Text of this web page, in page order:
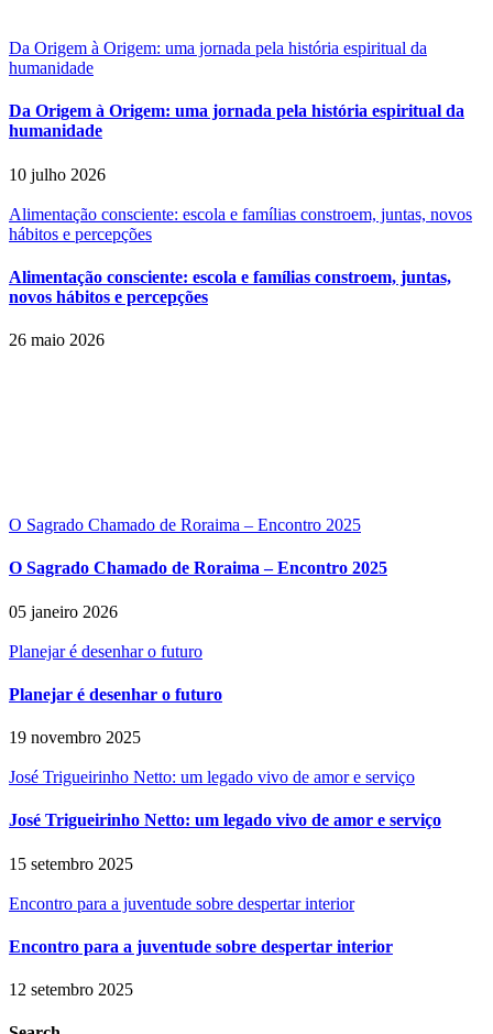
Da Origem à Origem: uma jornada pela história espiritual da
humanidade
Da Origem à Origem: uma jornada pela história espiritual da
humanidade
10 julho 2026
Alimentação consciente: escola e famílias constroem, juntas, novos
hábitos e percepções
Alimentação consciente: escola e famílias constroem, juntas,
novos hábitos e percepções
26 maio 2026
O Sagrado Chamado de Roraima – Encontro 2025
O Sagrado Chamado de Roraima – Encontro 2025
05 janeiro 2026
Planejar é desenhar o futuro
Planejar é desenhar o futuro
19 novembro 2025
José Trigueirinho Netto: um legado vivo de amor e serviço
José Trigueirinho Netto: um legado vivo de amor e serviço
15 setembro 2025
Encontro para a juventude sobre despertar interior
Encontro para a juventude sobre despertar interior
12 setembro 2025